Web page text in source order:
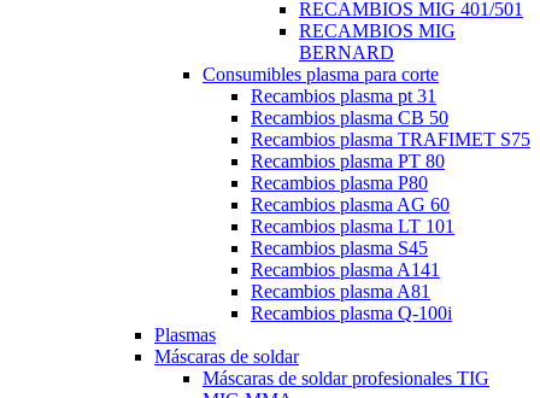
RECAMBIOS MIG 401/501
RECAMBIOS MIG
BERNARD
Consumibles plasma para corte
Recambios plasma pt 31
Recambios plasma CB 50
Recambios plasma TRAFIMET S75
Recambios plasma PT 80
Recambios plasma P80
Recambios plasma AG 60
Recambios plasma LT 101
Recambios plasma S45
Recambios plasma A141
Recambios plasma A81
Recambios plasma Q-100i
Plasmas
Máscaras de soldar
Máscaras de soldar profesionales TIG